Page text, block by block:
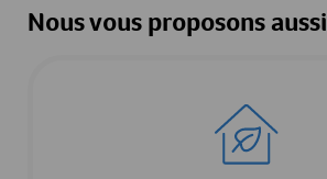
Nous vous proposons aussi